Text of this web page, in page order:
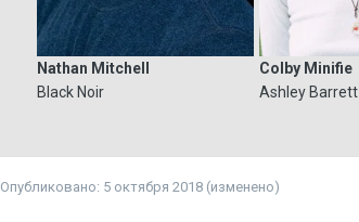
Nathan Mitchell
Black Noir
Colby Minifie
Ashley Barrett
Опубликовано: 5 октября 2018 (изменено)